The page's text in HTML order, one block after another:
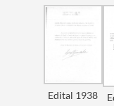
Edital 1938